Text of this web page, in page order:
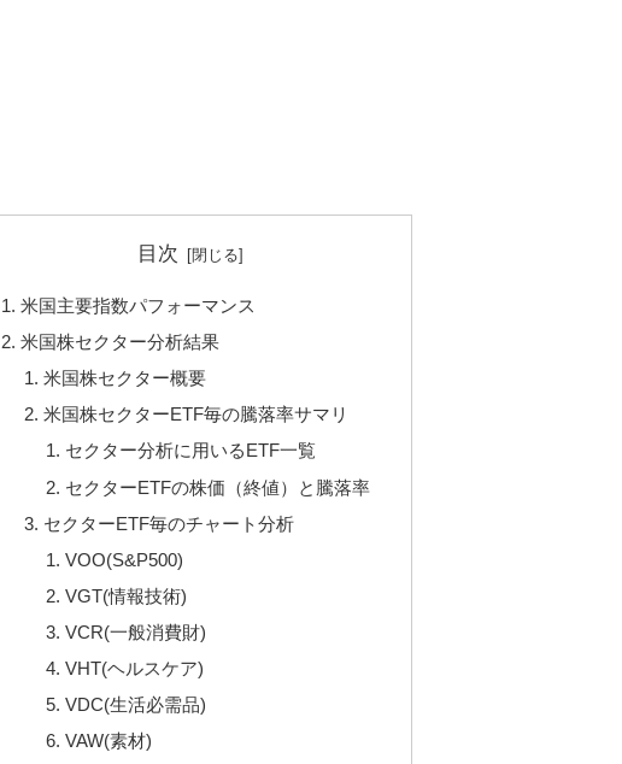
目次
米国主要指数パフォーマンス
米国株セクター分析結果
米国株セクター概要
米国株セクターETF毎の騰落率サマリ
セクター分析に用いるETF一覧
セクターETFの株価（終値）と騰落率
セクターETF毎のチャート分析
VOO(S&P500)
VGT(情報技術)
VCR(一般消費財)
VHT(ヘルスケア)
VDC(生活必需品)
VAW(素材)